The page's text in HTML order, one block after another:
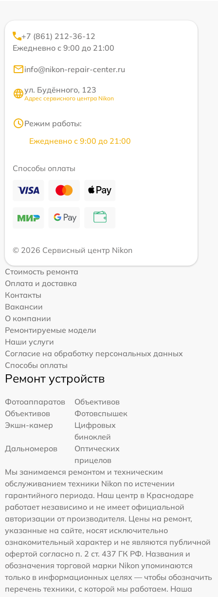
+7 (861) 212-36-12
Ежедневно с 9:00 до 21:00
info@nikon-repair-center.ru
ул. Будённого, 123
Адрес сервисного центра Nikon
Режим работы:
Ежедневно с 9:00 до 21:00
Способы оплаты
© 2026 Сервисный центр Nikon
Стоимость ремонта
Оплата и доставка
Контакты
Вакансии
О компании
Ремонтируемые модели
Наши услуги
Согласие на обработку персональных данных
Способы оплаты
Ремонт устройств
Фотоаппаратов
Объективов
Объективов
Фотовспышек
Экшн-камер
Цифровых
биноклей
Дальномеров
Оптических
прицелов
Мы занимаемся ремонтом и техническим
обслуживанием техники Nikon по истечении
гарантийного периода. Наш центр в Краснодаре
работает независимо и не имеет официальной
авторизации от производителя. Цены на ремонт,
указанные на сайте, носят исключительно
ознакомительный характер и не являются публичной
офертой согласно п. 2 ст. 437 ГК РФ. Названия и
обозначения торговой марки Nikon упоминаются
только в информационных целях — чтобы обозначить
перечень техники, с которой мы работаем. Наша